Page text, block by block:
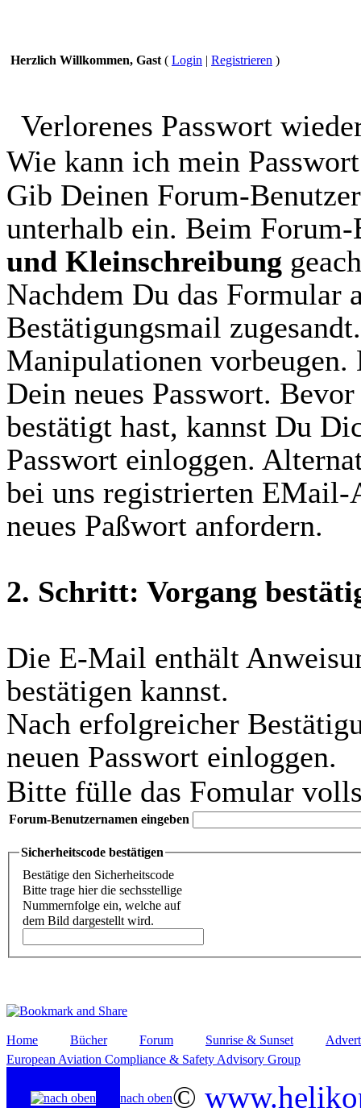
Herzlich Willkommen, Gast ( Login | Registrieren )
Verlorenes Passwort
Wie kann ich mein
Gib Deinen Forum-
unterhalb ein. Beim
und Kleinschreibung
Nachdem Du das
Bestätigungsmail
Manipulationen
Dein neues Passwort.
bestätigt hast, kannst Du
Passwort einloggen.
bei uns registrierten EMail-
neues Paßwort anfordern.
2. Schritt: Vorgang
Die E-Mail enthält
bestätigen kannst.
Nach erfolgreicher
neuen Passwort einloggen.
Bitte fülle das Fomular
Forum-Benutzernamen eingeben
Sicherheitscode bestätigen
Bestätige den Sicherheitscode
Bitte trage hier die sechsstellige
Nummernfolge ein, welche auf
dem Bild dargestellt wird.
Home Bücher Forum Sunrise & Sunset
European Aviation Compliance & Safety Advisory Group
nach oben©